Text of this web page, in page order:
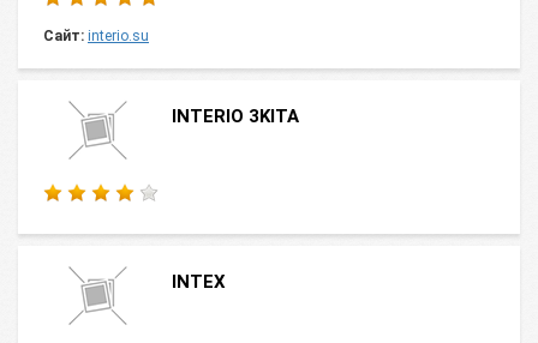
Сайт: interio.su
INTERIO 3KITA
INTEX